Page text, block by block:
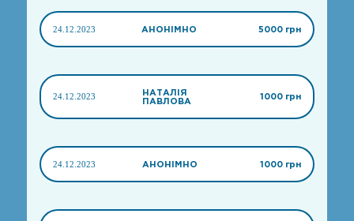
24.12.2023 АНОНІМНО 5000 грн
24.12.2023
НАТАЛІЯ
ПАВЛОВА
1000 грн
24.12.2023 АНОНІМНО 1000 грн